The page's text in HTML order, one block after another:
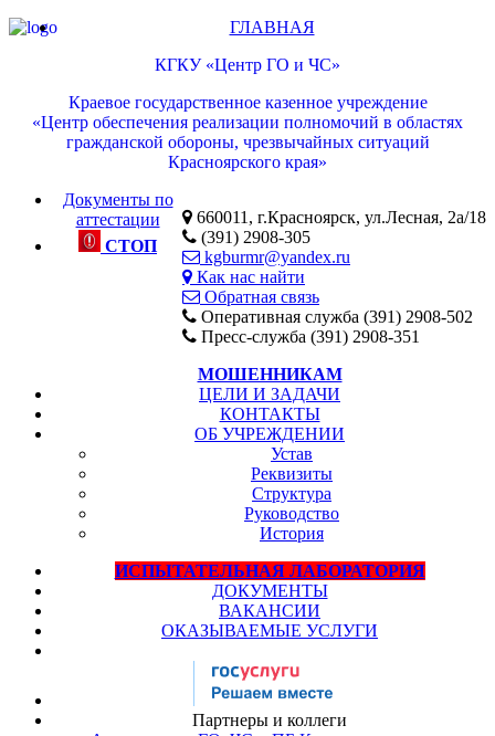
КГКУ «Центр ГО и ЧС»
Краевое государственное казенное учреждение
«Центр обеспечения реализации полномочий в областях
гражданской обороны, чрезвычайных ситуаций
Красноярского края»
660011, г.Красноярск, ул.Лесная, 2а/18
(391) 2908-305
kgburmr@yandex.ru
Как нас найти
Обратная связь
Оперативная служба (391) 2908-502
Пресс-служба (391) 2908-351
ГЛАВНАЯ
Документы по
аттестации
СТОП
МОШЕННИКАМ
ЦЕЛИ И ЗАДАЧИ
КОНТАКТЫ
ОБ УЧРЕЖДЕНИИ
Устав
Реквизиты
Структура
Руководство
История
ИСПЫТАТЕЛЬНАЯ ЛАБОРАТОРИЯ
ДОКУМЕНТЫ
ВАКАНСИИ
ОКАЗЫВАЕМЫЕ УСЛУГИ
Партнеры и коллеги